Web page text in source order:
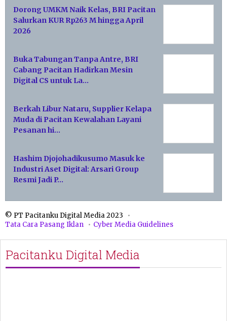
Dorong UMKM Naik Kelas, BRI Pacitan
Salurkan KUR Rp263 M hingga April
2026
Buka Tabungan Tanpa Antre, BRI
Cabang Pacitan Hadirkan Mesin
Digital CS untuk La…
Berkah Libur Nataru, Supplier Kelapa
Muda di Pacitan Kewalahan Layani
Pesanan hi…
Hashim Djojohadikusumo Masuk ke
Industri Aset Digital: Arsari Group
Resmi Jadi P…
© PT Pacitanku Digital Media 2023
Tata Cara Pasang Iklan
Cyber Media Guidelines
Pacitanku Digital Media